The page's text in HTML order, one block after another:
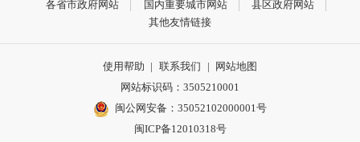
各省市政府网站 国内重要城市网站
县区政府网站
其他友情链接
使用帮助 | 联系我们 |
网站地图
网站标识码：3505210001
闽公网安备：35052102000001号
闽ICP备12010318号